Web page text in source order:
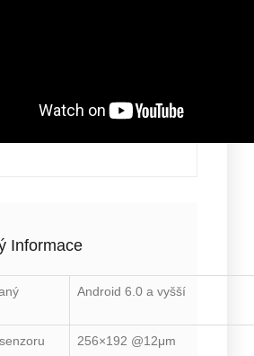
Informace
Android 6.0 a vyšší
256×192 @12μm